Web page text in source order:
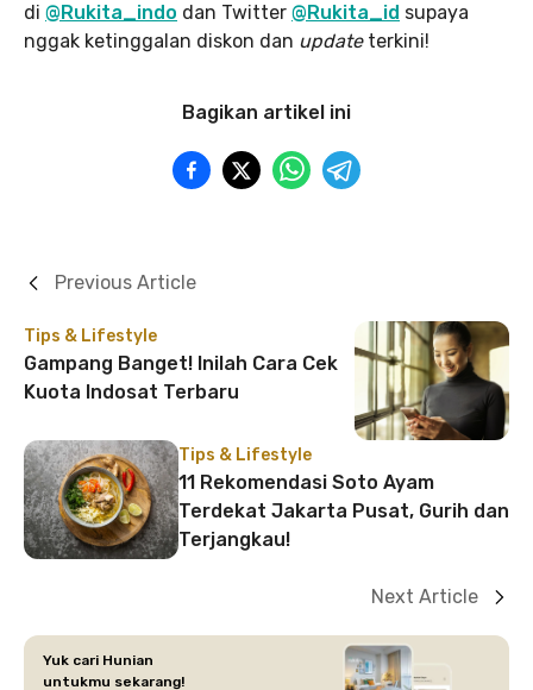
di @Rukita_indo dan Twitter @Rukita_id supaya
nggak ketinggalan diskon dan update terkini!
Bagikan artikel ini
Tips & Lifestyle
Gampang Banget! Inilah Cara Cek
Kuota Indosat Terbaru
Previous Article
Tips & Lifestyle
11 Rekomendasi Soto Ayam
Terdekat Jakarta Pusat, Gurih dan
Terjangkau!
Next Article
Yuk cari Hunian
untukmu sekarang!